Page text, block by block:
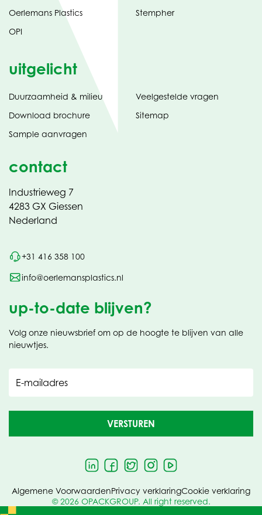
Oerlemans Plastics
OPI
Stempher
uitgelicht
Duurzaamheid & milieu
Download brochure(opent
tabblad)
Sample aanvragen
Veelgestelde vragen
Sitemap
contact
Industrieweg 7
4283 GX Giessen
Nederland
+31 416 358 100
info@oerlemansplastics.nl
up-to-date blijven?
Volg onze nieuwsbrief om op de hoogte te blijven van alle
nieuwtjes.
E-mailadres
VERSTUREN
© 2026 OPACKGROUP. All right reserved.
Algemene VoorwaardenPrivacy verklaringCookie verklaring